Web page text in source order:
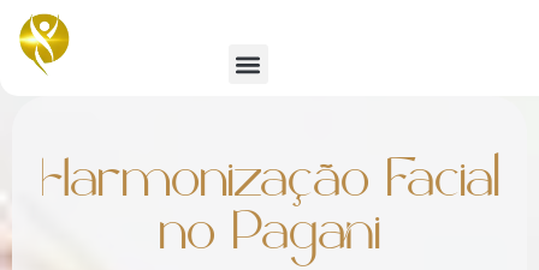
Harmonização Facial
no Pagani